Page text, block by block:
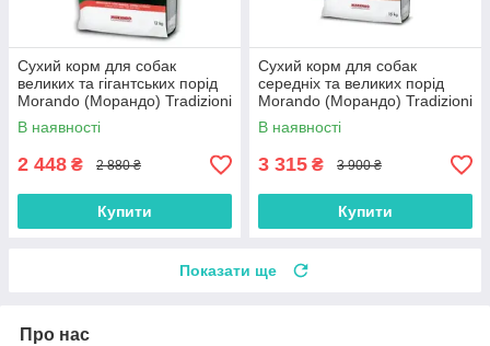
Сухий корм для собак
великих та гігантських порід
Morando (Морандо) Tradizioni
Maxi з яловичиною горохом
та вівсом 12 кг
В наявності
2 448 ₴ 2 880 ₴
Купити
Сухий корм для собак
середніх та великих порід
Morando (Морандо) Tradizioni
Grain Free з куркою та
буряком 15 кг
В наявності
3 315 ₴ 3 900 ₴
Купити
Показати ще
Про нас